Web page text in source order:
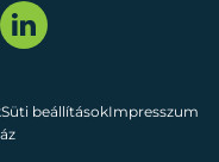
Süti beállításokImpresszum